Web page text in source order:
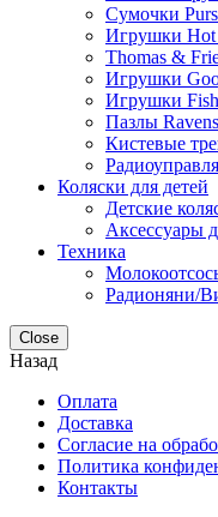
Сумочки
Игрушки Hot
Thomas &
Игрушки
Игрушки
Пазлы
Кистевые
Коляски для детей
Детские
Аксессуары
Техника
Радионяни/
Close
Назад
Оплата
Доставка
Согласие на
Политика
Контакты